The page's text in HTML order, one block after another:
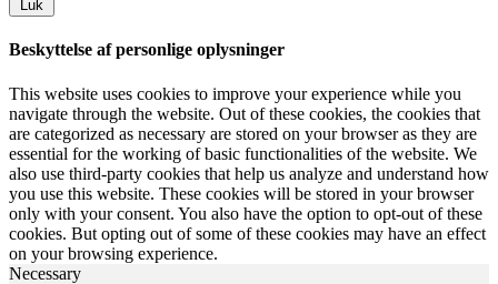
Luk
Beskyttelse af personlige oplysninger
This website uses cookies to improve your experience while you
navigate through the website. Out of these cookies, the cookies that
are categorized as necessary are stored on your browser as they are
essential for the working of basic functionalities of the website. We
also use third-party cookies that help us analyze and understand how
you use this website. These cookies will be stored in your browser
only with your consent. You also have the option to opt-out of these
cookies. But opting out of some of these cookies may have an effect
on your browsing experience.
Necessary